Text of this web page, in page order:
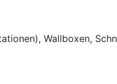
Wallboxen,